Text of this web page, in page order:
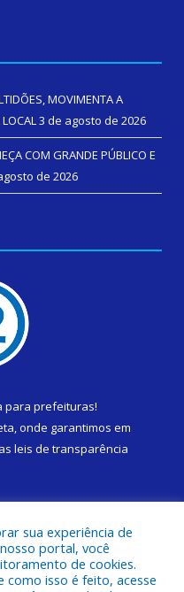
MOVIMENTA A
3 de agosto de 2026
COM GRANDE PÚBLICO E
de 2026
para prefeituras!
onde garantimos em
leis de transparência
sua experiência de
portal, você
de cookies.
como isso é feito, acesse